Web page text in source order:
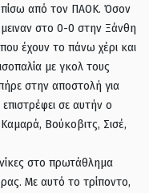
πίσω από τον ΠΑΟΚ. Όσον
στο 0-0 στην Ξάνθη
έχουν το πάνω χέρι και
με γκολ τους
στην αποστολή για
σε αυτήν ο
Βούκοβιτς, Σισέ,
στο πρωτάθλημα
Με αυτό το τρίποντο,